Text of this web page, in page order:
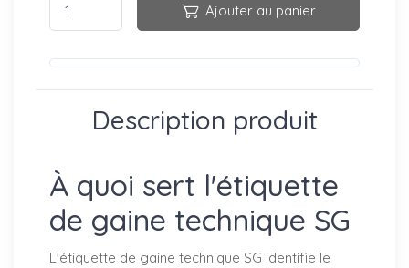
Ajouter au panier
Description produit
À quoi sert l'étiquette
de gaine technique SG
L'étiquette de gaine technique SG identifie le